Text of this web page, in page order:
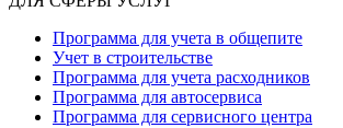
Программа для учета в общепите
Учет в строительстве
Программа для учета расходников
Программа для автосервиса
Программа для сервисного центра